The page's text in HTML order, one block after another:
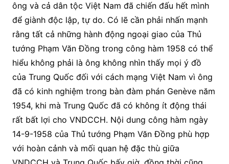
ông và cả dân tộc Việt Nam đã chiến đấu hết mình
để giành độc lập, tự do. Có lẽ cần phải nhấn mạnh
rằng tất cả những hành động ngoại giao của Thủ
tướng Phạm Văn Đồng trong công hàm 1958 có thể
hiểu không phải là ông không nhìn thấy mọi ý đồ
của Trung Quốc đối với cách mạng Việt Nam vì ông
đã có kinh nghiệm trong bàn đàm phán Genève năm
1954, khi mà Trung Quốc đã có không ít động thái
rất bất lợi cho VNDCCH. Nội dung công hàm ngày
14-9-1958 của Thủ tướng Phạm Văn Đồng phù hợp
với hoàn cảnh và mối quan hệ đặc thù giữa